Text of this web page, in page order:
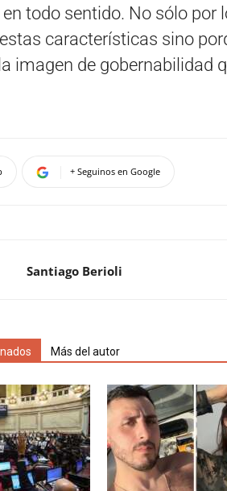
todo sentido. No sólo por
características sino
imagen de gobernabilidad
+ Seguinos en Google
Santiago Berioli
Más del autor